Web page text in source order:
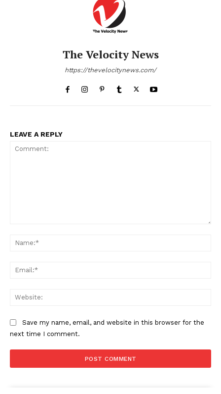
The Velocity News
https://thevelocitynews.com/
LEAVE A REPLY
Save my name, email, and website in this browser for the
next time I comment.